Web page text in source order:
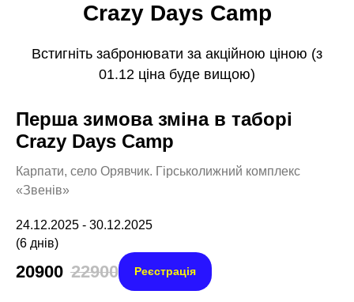
Crazy Days Camp
Встигніть забронювати за акційною ціною (з
01.12 ціна буде вищою)
Перша зимова зміна в таборі
Crazy Days Camp
Карпати, село Орявчик. Гірськолижний комплекс
«Звенів»
24.12.2025 - 30.12.2025
(6 днів)
20900 22900 Реєстрація